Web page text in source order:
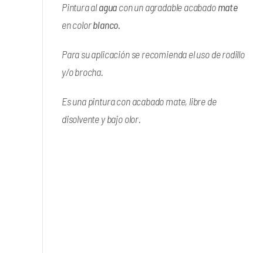
Pintura alaguacon un agradable acabadomate
en colorblanco.
Para su aplicación se recomienda el uso de rodillo
y/o brocha.
Es una pintura con acabado mate, libre de
disolvente y bajo olor.